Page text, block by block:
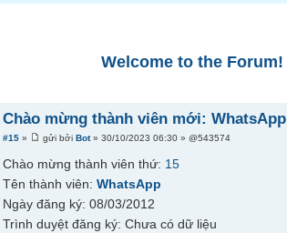
Welcome to the Forum!
Chào mừng thành viên mới: WhatsApp
#15 » gửi bởiBot» 30/10/2023 06:30 » @543574
Chào mừng thành viên thứ: 15
Tên thành viên:WhatsApp
Ngày đăng ký: 08/03/2012
Trình duyệt đăng ký: Chưa có dữ liệu